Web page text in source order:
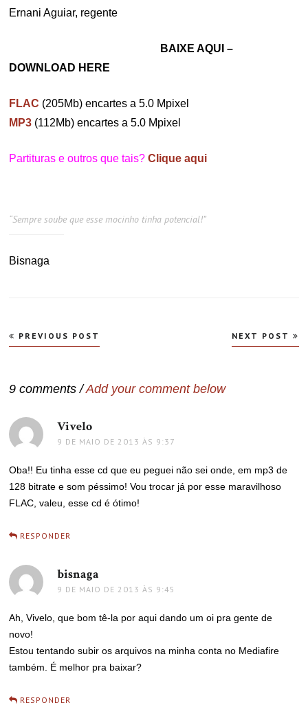
Ernani Aguiar, regente
BAIXE AQUI –
DOWNLOAD HERE
FLAC (205Mb) encartes a 5.0 Mpixel
MP3 (112Mb) encartes a 5.0 Mpixel
Partituras e outros que tais? Clique aqui
“Sempre soube que esse mocinho tinha potencial!”
Bisnaga
Navegação
de
PREVIOUS POST NEXT POST
9 comments /Add your comment below
Vivelo
9 DE MAIO DE 2013 ÀS 9:37
Oba!! Eu tinha esse cd que eu peguei não sei onde, em mp3 de
128 bitrate e som péssimo! Vou trocar já por esse maravilhoso
FLAC, valeu, esse cd é ótimo!
RESPONDER
bisnaga
9 DE MAIO DE 2013 ÀS 9:45
Ah, Vivelo, que bom tê-la por aqui dando um oi pra gente de
novo!
Estou tentando subir os arquivos na minha conta no Mediafire
também. É melhor pra baixar?
RESPONDER